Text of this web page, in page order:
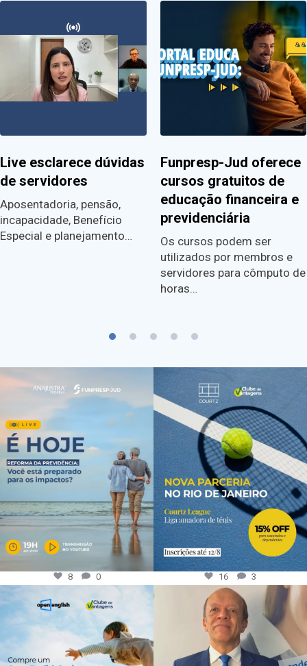
Live esclarece dúvidas
de servidores
Aposentadoria, pensão,
incapacidade, Benefício
Especial e planejamento…
Funpresp-Jud oferece
cursos gratuitos de
educação financeira e
previdenciária
Os cursos podem ser
utilizados por membros e
servidores para cômputo de
horas…
8 0 16 3